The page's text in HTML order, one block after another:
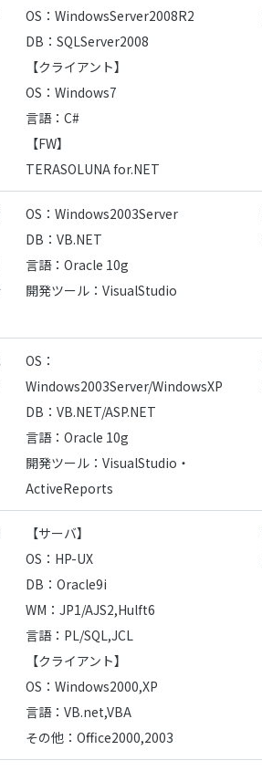
OS：WindowsServer2008R2
DB：SQLServer2008
【クライアント】
OS：Windows7
言語：C#
【FW】
TERASOLUNA for.NET
OS：Windows2003Server
DB：VB.NET
言語：Oracle 10g
開発ツール：VisualStudio
OS：
Windows2003Server/WindowsXP
DB：VB.NET/ASP.NET
言語：Oracle 10g
開発ツール：VisualStudio・
ActiveReports
【サーバ】
OS：HP-UX
DB：Oracle9i
WM：JP1/AJS2,Hulft6
言語：PL/SQL,JCL
【クライアント】
OS：Windows2000,XP
言語：VB.net,VBA
その他：Office2000,2003